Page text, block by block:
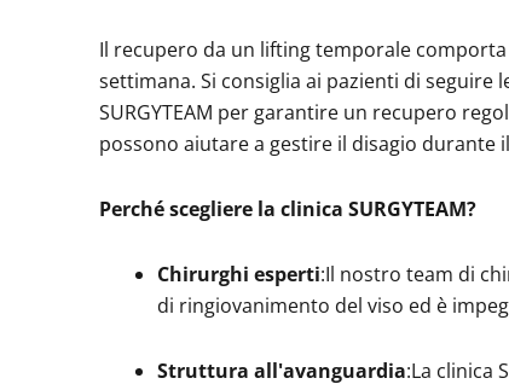
Il recupero da un lifting temporale
settimana. Si consiglia ai pazienti di
SURGYTEAM per garantire un recupero
possono aiutare a gestire il disagio durante
Perché scegliere la clinica SURGYTEAM?
Chirurghi esperti:Il nostro team di
di ringiovanimento del viso ed è
Struttura all'avanguardia:La clinica